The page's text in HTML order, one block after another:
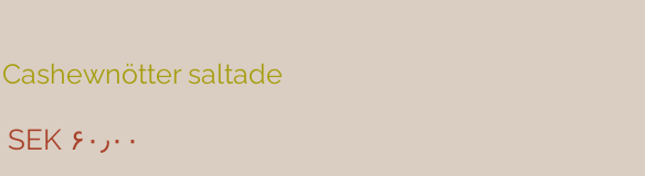
Cashewnötter saltade
SEK ۶۰٫۰۰